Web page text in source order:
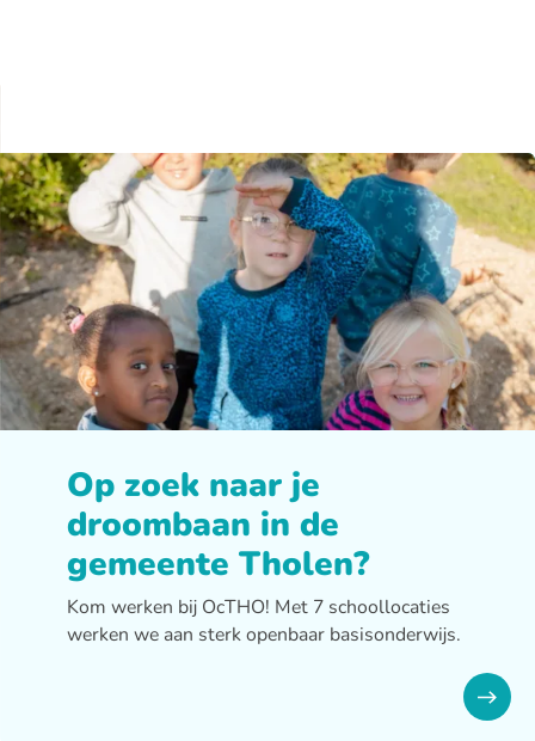
Op zoek naar je
droombaan in de
gemeente Tholen?
Kom werken bij OcTHO! Met 7 schoollocaties
werken we aan sterk openbaar basisonderwijs.